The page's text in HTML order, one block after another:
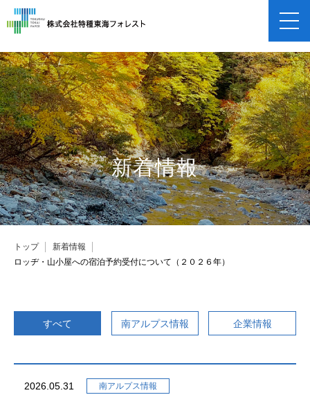
企業概要 事業紹介
保険申し込み
採用情報
南アルプス情報
新着情報
トップ
新着情報
ロッヂ・山小屋への宿泊予約受付について（２０２６年）
すべて 南アルプス情報 企業情報
2026.05.31 南アルプス情報